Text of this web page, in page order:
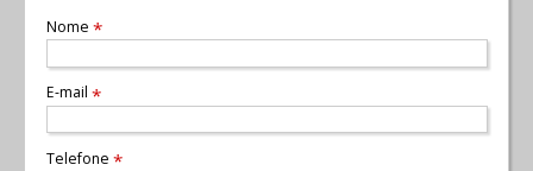
Nome *
E-mail *
Telefone *